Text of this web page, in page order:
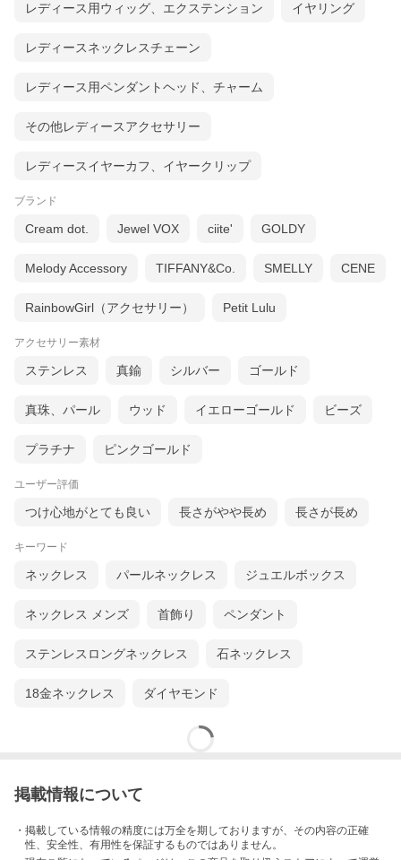
レディース用ウィッグ、エクステンション イヤリング
レディースネックレスチェーン
レディース用ペンダントヘッド、チャーム
その他レディースアクセサリー
レディースイヤーカフ、イヤークリップ
ブランド
Cream dot. Jewel VOX ciite' GOLDY
Melody Accessory TIFFANY&Co. SMELLY CENE
RainbowGirl（アクセサリー） Petit Lulu
アクセサリー素材
ステンレス 真鍮 シルバー ゴールド
真珠、パール ウッド イエローゴールド ビーズ
プラチナ ピンクゴールド
ユーザー評価
つけ心地がとても良い 長さがやや長め 長さが長め
キーワード
ネックレス パールネックレス ジュエルボックス
ネックレス メンズ 首飾り ペンダント
ステンレスロングネックレス 石ネックレス
18金ネックレス ダイヤモンド
掲載情報について
・掲載している情報の精度には万全を期しておりますが、その内容の正確
性、安全性、有用性を保証するものではありません。